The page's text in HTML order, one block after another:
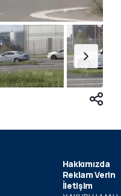
Hakkımızda
Reklam Verin
İletişim